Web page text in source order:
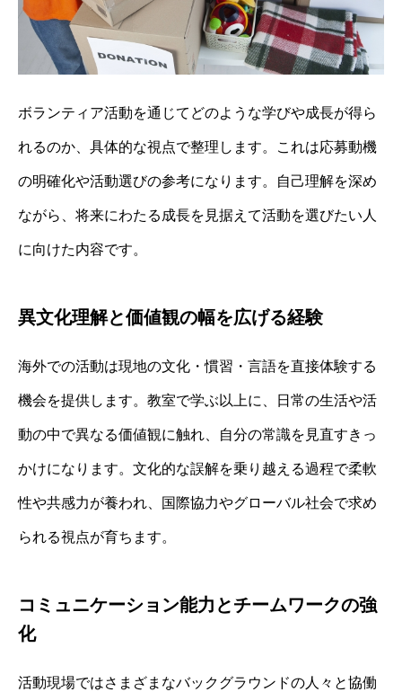
ボランティア活動を通じてどのような学びや成長が得ら
れるのか、具体的な視点で整理します。これは応募動機
の明確化や活動選びの参考になります。自己理解を深め
ながら、将来にわたる成長を見据えて活動を選びたい人
に向けた内容です。
異文化理解と価値観の幅を広げる経験
海外での活動は現地の文化・慣習・言語を直接体験する
機会を提供します。教室で学ぶ以上に、日常の生活や活
動の中で異なる価値観に触れ、自分の常識を見直すきっ
かけになります。文化的な誤解を乗り越える過程で柔軟
性や共感力が養われ、国際協力やグローバル社会で求め
られる視点が育ちます。
コミュニケーション能力とチームワークの強
化
活動現場ではさまざまなバックグラウンドの人々と協働